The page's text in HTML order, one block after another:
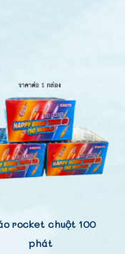
rocket chuột 100
phát